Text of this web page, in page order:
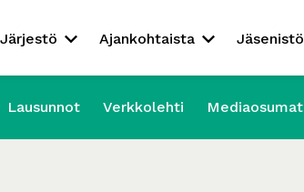
Järjestö Ajankohtaista Jäsenistö
Lausunnot Verkkolehti Mediaosumat